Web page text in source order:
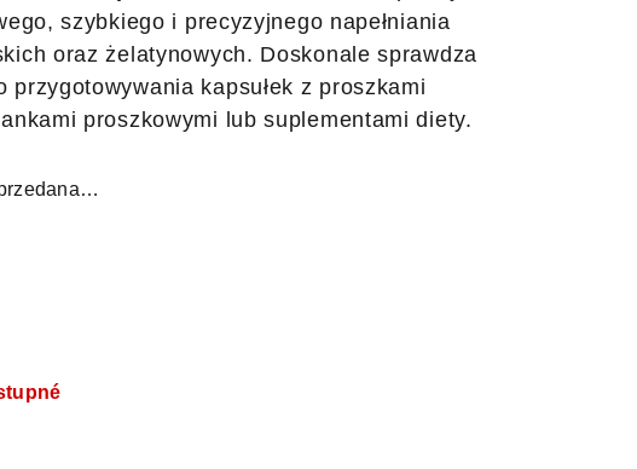
szybkiego i precyzyjnego napełniania
oraz żelatynowych. Doskonale sprawdza
przygotowywania kapsułek z proszkami
proszkowymi lub suplementami diety.